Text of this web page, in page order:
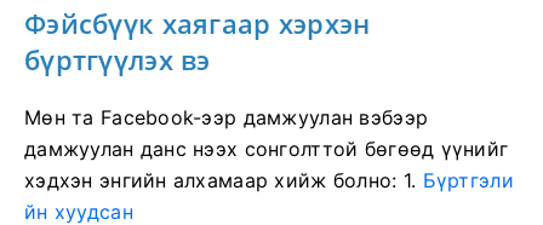
Фэйсбүүк хаягаар хэрхэн
бүртгүүлэх вэ
Мөн та Facebook-ээр дамжуулан вэбээр
дамжуулан данс нээх сонголттой бөгөөд үүнийг
хэдхэн энгийн алхамаар хийж болно: 1. Бүртгэли
йн хуудсан